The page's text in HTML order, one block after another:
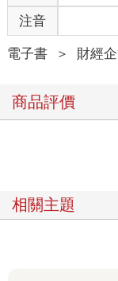
見習猶太商法的階段
擔任GHQ口譯的那
當時，我的父親已經
價值體系已全然混
然無存。
當時，我唯一還能
輸」這種韌性。即
我抱著這樣的心態
注音
電子書 ＞ 財經
商品評價
相關主題